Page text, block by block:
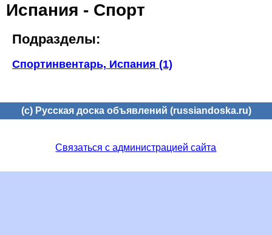
Испания - Спорт
Подразделы:
Спортинвентарь, Испания (1)
(c) Русская доска объявлений (russiandoska.ru)
Связаться с администрацией сайта